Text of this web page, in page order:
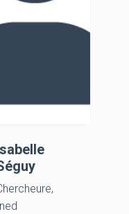
Ined